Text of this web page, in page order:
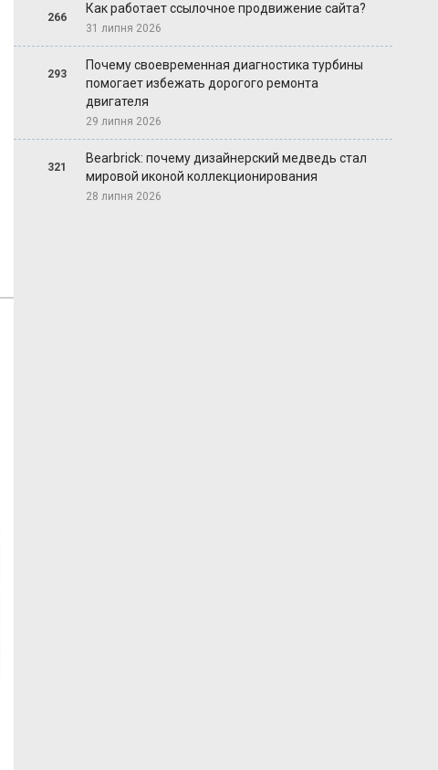
266
Как работает ссылочное продвижение сайта?
31 липня 2026
293
Почему своевременная диагностика турбины
помогает избежать дорогого ремонта
двигателя
29 липня 2026
321
Bearbrick: почему дизайнерский медведь стал
мировой иконой коллекционирования
28 липня 2026